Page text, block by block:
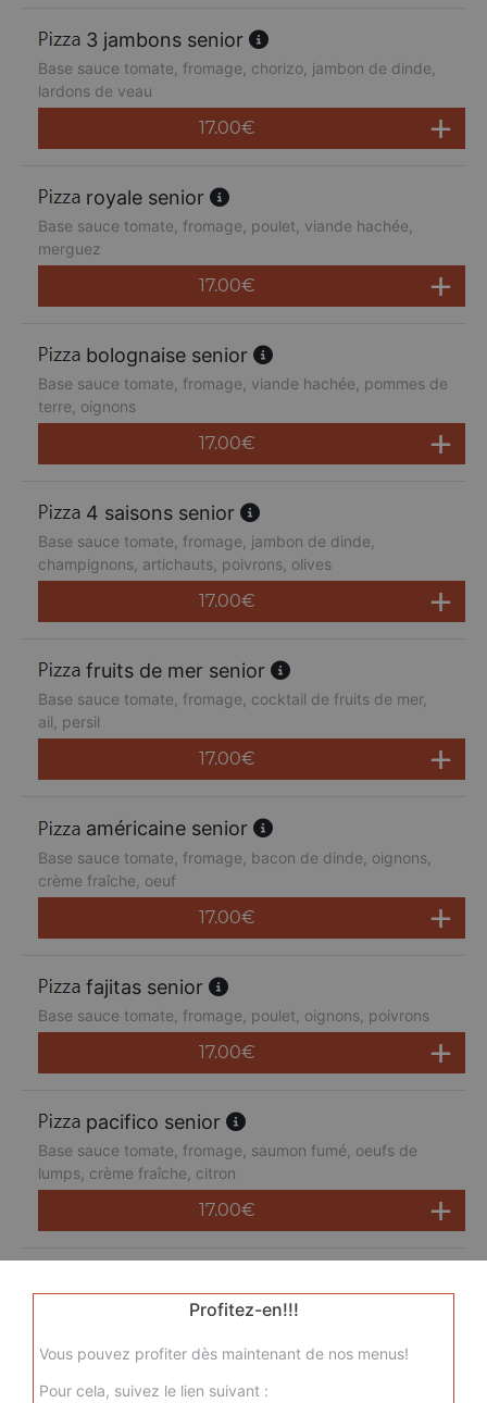
3 jambons senior
Base sauce tomate, fromage, chorizo, jambon de dinde,
lardons de veau
17.00€
royale senior
Base sauce tomate, fromage, poulet, viande hachée,
merguez
17.00€
bolognaise senior
Base sauce tomate, fromage, viande hachée, pommes de
terre, oignons
17.00€
4 saisons senior
Base sauce tomate, fromage, jambon de dinde,
champignons, artichauts, poivrons, olives
17.00€
fruits de mer senior
Base sauce tomate, fromage, cocktail de fruits de mer,
ail, persil
17.00€
américaine senior
Base sauce tomate, fromage, bacon de dinde, oignons,
crème fraîche, oeuf
17.00€
fajitas senior
Base sauce tomate, fromage, poulet, oignons, poivrons
17.00€
pacifico senior
Base sauce tomate, fromage, saumon fumé, oeufs de
lumps, crème fraîche, citron
17.00€
Base sauce tomate, fromage, chorizo, jambon de dinde,
Profitez-en!!!
Vous pouvez profiter dès maintenant de nos menus!
Pour cela, suivez le lien suivant :